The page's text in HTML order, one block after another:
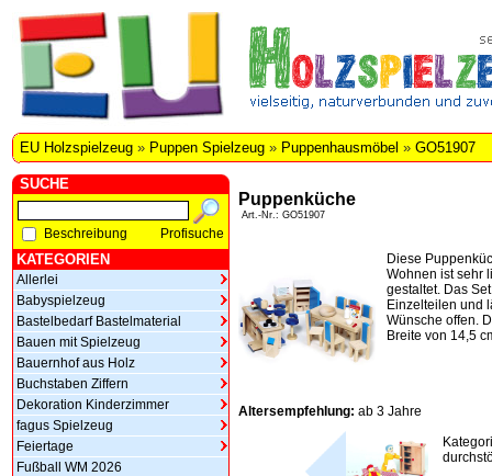
EU Holzspielzeug » Puppen Spielzeug » Puppenhausmöbel » GO51907
SUCHE
Beschreibung Profisuche
KATEGORIEN
Allerlei
Babyspielzeug
Bastelbedarf Bastelmaterial
Bauen mit Spielzeug
Bauernhof aus Holz
Buchstaben Ziffern
Dekoration Kinderzimmer
fagus Spielzeug
Feiertage
Fußball WM 2026
Puppenküche
Art.-Nr.: GO51907
Diese
Wohnen ist sehr
gestaltet. Das
Einzelteilen und
Wünsche offen.
Breite von 14,5
Altersempfehlung: ab 3 Jahre